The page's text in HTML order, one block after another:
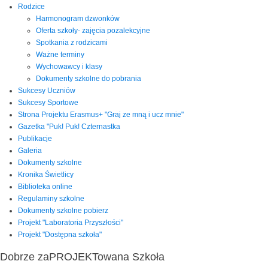
Rodzice
Harmonogram dzwonków
Oferta szkoły- zajęcia pozalekcyjne
Spotkania z rodzicami
Ważne terminy
Wychowawcy i klasy
Dokumenty szkolne do pobrania
Sukcesy Uczniów
Sukcesy Sportowe
Strona Projektu Erasmus+ "Graj ze mną i ucz mnie"
Gazetka "Puk! Puk! Czternastka
Publikacje
Galeria
Dokumenty szkolne
Kronika Świetlicy
Biblioteka online
Regulaminy szkolne
Dokumenty szkolne pobierz
Projekt "Laboratoria Przyszłości"
Projekt "Dostępna szkoła"
Dobrze zaPROJEKTowana Szkoła